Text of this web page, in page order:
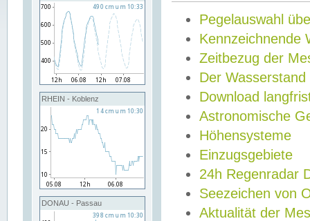
RHEIN - Koblenz
DONAU - Passau
Pegelauswahl
Kennzeichnende
Zeitbezug der
Der Wasserstand
Download
Astronomische
Höhensysteme
Einzugsgebiete
24h Regenradar
Seezeichen von
Aktualität der